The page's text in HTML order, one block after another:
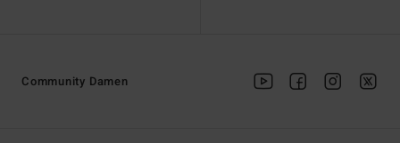
Community Damen